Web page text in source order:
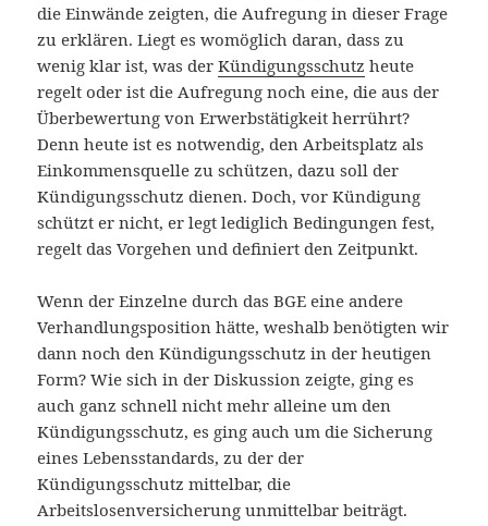
die Einwände zeigten, die Aufregung in dieser Frage
zu erklären. Liegt es womöglich daran, dass zu
wenig klar ist, was derKündigungsschutz heute
regelt oder ist die Aufregung noch eine, die aus der
Überbewertung von Erwerbstätigkeit herrührt?
Denn heute ist es notwendig, den Arbeitsplatz als
Einkommensquelle zu schützen, dazu soll der
Kündigungsschutz dienen. Doch, vor Kündigung
schützt er nicht, er legt lediglich Bedingungen fest,
regelt das Vorgehen und definiert den Zeitpunkt.
Wenn der Einzelne durch das BGE eine andere
Verhandlungsposition hätte, weshalb benötigten wir
dann noch den Kündigungsschutz in der heutigen
Form? Wie sich in der Diskussion zeigte, ging es
auch ganz schnell nicht mehr alleine um den
Kündigungsschutz, es ging auch um die Sicherung
eines Lebensstandards, zu der der
Kündigungsschutz mittelbar, die
Arbeitslosenversicherung unmittelbar beiträgt.